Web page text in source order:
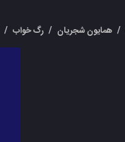
/ همایون شجریان / رگ خواب /